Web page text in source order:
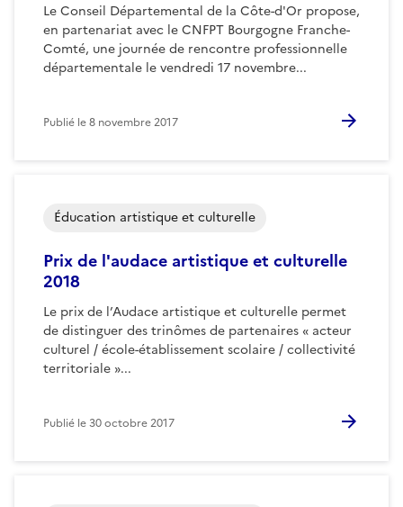
Le Conseil Départemental de la Côte-d'Or propose,
en partenariat avec le CNFPT Bourgogne Franche-
Comté, une journée de rencontre professionnelle
départementale le vendredi 17 novembre...
Publié le8 novembre 2017
Prix de l'audace artistique et culturelle
2018
Le prix de l’Audace artistique et culturelle permet
de distinguer des trinômes de partenaires « acteur
culturel / école-établissement scolaire / collectivité
territoriale »...
Éducation artistique et culturelle
Publié le30 octobre 2017